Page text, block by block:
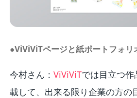
●ViViViTページと紙ポートフォリ
今村さん： ViViViTでは目立つ
載して、出来る限り企業の方の